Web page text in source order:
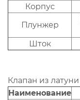
Корпус
Плунжер
Шток
Клапан из латуни
Наименование